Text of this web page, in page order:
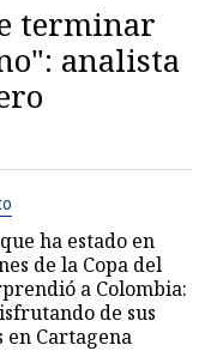
terminar
analista
ha estado en
de la Copa del
a Colombia:
de sus
en Cartagena